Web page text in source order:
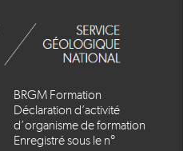
BRGM Formation
Déclaration d’activité
d’organisme de formation
Enregistré sous le n°